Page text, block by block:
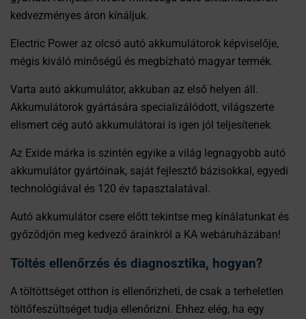
kedvezményes áron kínáljuk.
Electric Power az olcsó autó akkumulátorok képviselője,
mégis kiváló minőségű és megbízható magyar termék.
Varta autó akkumulátor, akkuban az első helyen áll.
Akkumulátorok gyártására specializálódott, világszerte
elismert cég autó akkumulátorai is igen jól teljesítenek.
Az Exide márka is szintén egyike a világ legnagyobb autó
akkumulátor gyártóinak, saját fejlesztő bázisokkal, egyedi
technológiával és 120 év tapasztalatával.
Autó akkumulátor csere előtt tekintse meg kínálatunkat és
győződjön meg kedvező árainkról a KA webáruházában!
Töltés ellenőrzés és diagnosztika, hogyan?
A töltöttséget otthon is ellenőrizheti, de csak a terheletlen
töltőfeszültséget tudja ellenőrizni. Ehhez elég, ha egy